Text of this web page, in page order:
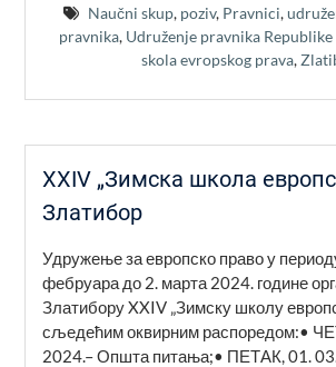
Naučni skup, poziv, Pravnici,
pravnika, Udruženje pravnika Republike
skola evropskog prava,
XXIV „Зимска школа
Златибор
Удружење за европско право у
фебруара до 2. марта 2024. године
Златибору XXIV „Зимску школу
сљедећим оквирним распоредом:•
2024.– Општа питања;• ПЕТАК, 01.